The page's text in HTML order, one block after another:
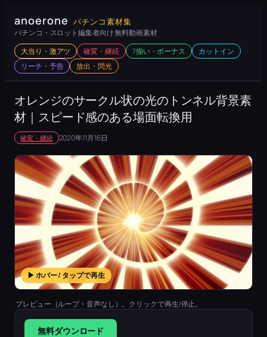
容
ス
キ
プ
anoerone パチンコ素材集
パチンコ・スロット編集者向け 無料動画素材
大当り・激アツ 確変・継続 7揃い・ボーナス
カットイン
リーチ・予告
放出・閃光
オレンジのサークル状の光のトンネル背景素
材｜スピード感のある場面転換用
確変・継続 2020年11月16日
▶ ホバー / タップで再生
プレビュー（ループ・音声なし）。クリックで再生/停止。
無料ダウンロード